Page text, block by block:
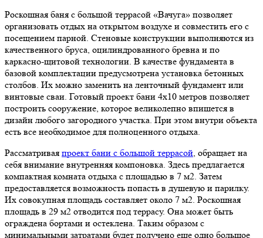
Роскошная баня с большой террасой «Вачуга» позволяет
организовать отдых на открытом воздухе и совместить его с
посещением парной. Стеновые конструкции выполняются из
качественного бруса, оцилиндрованного бревна и по
каркасно-щитовой технологии. В качестве фундамента в
базовой комплектации предусмотрена установка бетонных
столбов. Их можно заменить на ленточный фундамент или
винтовые сваи. Готовый проект бани 4х10 метров позволяет
построить сооружение, которое великолепно впишется в
дизайн любого загородного участка. При этом внутри объекта
есть все необходимое для полноценного отдыха.
Рассматривая проект бани с большой террасой, обращает на
себя внимание внутренняя компоновка. Здесь предлагается
компактная комната отдыха с площадью в 7 м2. Затем
предоставляется возможность попасть в душевую и парилку.
Их совокупная площадь составляет около 7 м2. Роскошная
площадь в 29 м2 отводится под террасу. Она может быть
ограждена бортами и остеклена. Таким образом с
минимальными затратами будет получено еще одно большое